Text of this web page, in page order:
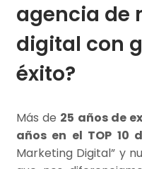
agencia de
digital con
éxito?
Más de 25 años de
años en el TOP 10
Marketing Digital” y